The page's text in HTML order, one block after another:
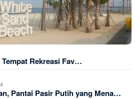
Rekreasi Fav…
Pantai Pasir Putih yang Mena…